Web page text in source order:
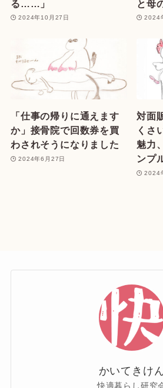
る……」
2024年10月27日
と母
2024
「仕事の帰りに通えます
か」接骨院で回数券を買
わされそうになりました
2024年6月27日
対面
くさ
魅力
ンプ
2024
かいてきけ
快適暮らし研究